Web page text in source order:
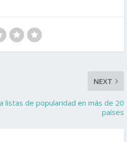
NEXT
listas de popularidad en más de 20
países